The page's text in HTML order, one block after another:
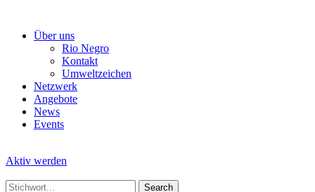
Über uns
Rio Negro
Kontakt
Umweltzeichen
Netzwerk
Angebote
News
Events
Aktiv werden